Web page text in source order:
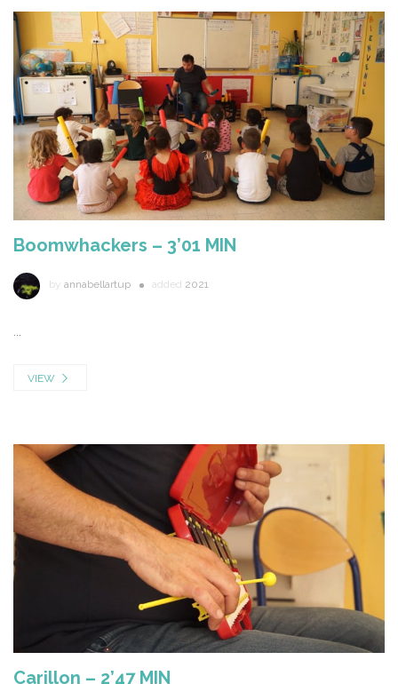
Boomwhackers – 3’01 MIN
by annabellartup added 2021
...
VIEW
Carillon – 2’47 MIN